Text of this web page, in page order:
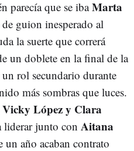
parecía que se ibaMarta
guion inesperado al
la suerte que correrá
un doblete en la final de la
rol secundario durante
más sombras que luces.
López y Clara
liderar junto con Aitana
un año acaban contrato